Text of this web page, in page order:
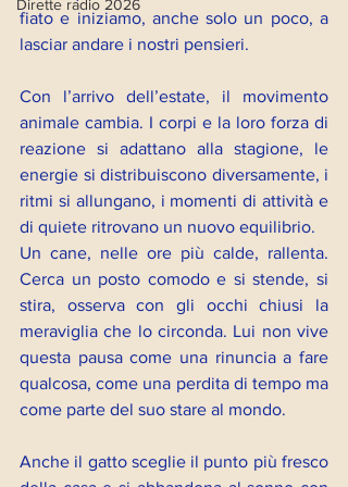
Dirette radio 2026
fiato e iniziamo, anche solo un poco, a
lasciar andare i nostri pensieri.
Con l’arrivo dell’estate, il movimento
animale cambia. I corpi e la loro forza di
reazione si adattano alla stagione, le
energie si distribuiscono diversamente, i
ritmi si allungano, i momenti di attività e
di quiete ritrovano un nuovo equilibrio.
Un cane, nelle ore più calde, rallenta.
Cerca un posto comodo e si stende, si
stira, osserva con gli occhi chiusi la
meraviglia che lo circonda. Lui non vive
questa pausa come una rinuncia a fare
qualcosa, come una perdita di tempo ma
come parte del suo stare al mondo.
Anche il gatto sceglie il punto più fresco